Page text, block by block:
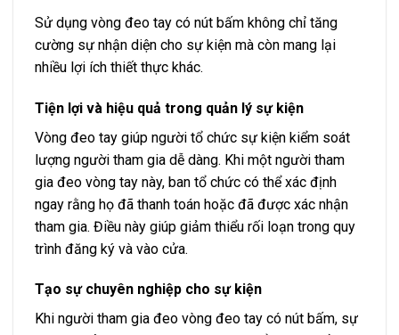
Sử dụng vòng đeo tay có nút bấm không chỉ tăng
cường sự nhận diện cho sự kiện mà còn mang lại
nhiều lợi ích thiết thực khác.
Tiện lợi và hiệu quả trong quản lý sự kiện
Vòng đeo tay giúp người tổ chức sự kiện kiểm soát
lượng người tham gia dễ dàng. Khi một người tham
gia đeo vòng tay này, ban tổ chức có thể xác định
ngay rằng họ đã thanh toán hoặc đã được xác nhận
tham gia. Điều này giúp giảm thiểu rối loạn trong quy
trình đăng ký và vào cửa.
Tạo sự chuyên nghiệp cho sự kiện
Khi người tham gia đeo vòng đeo tay có nút bấm, sự